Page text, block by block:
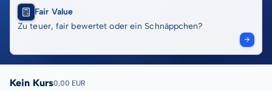
Fair Value
Zu teuer, fair bewertet oder ein Schnäppchen?
Kein Kurs0,00 EUR